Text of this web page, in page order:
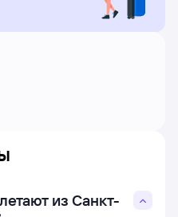
из Санкт-